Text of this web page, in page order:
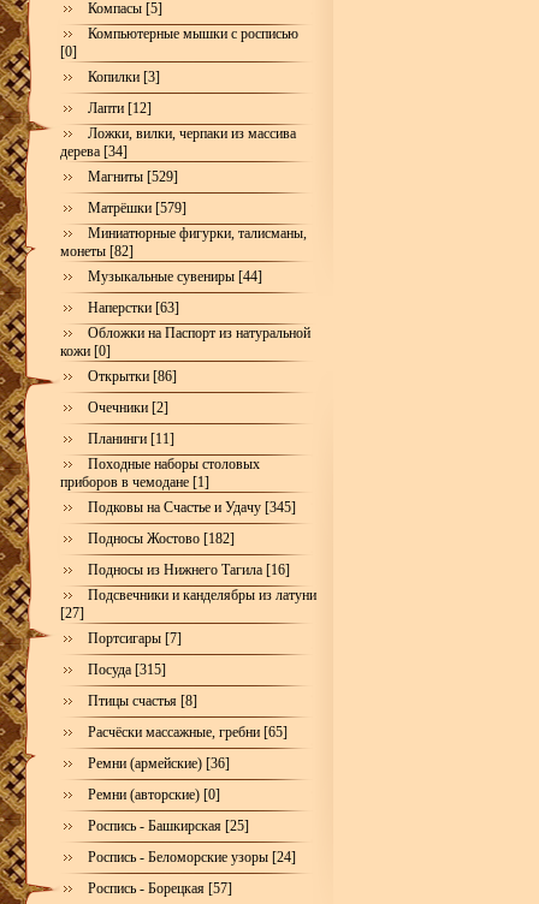
Компасы [5]
Компьютерные мышки с росписью
[0]
Копилки [3]
Лапти [12]
Ложки, вилки, черпаки из массива
дерева [34]
Магниты [529]
Матрёшки [579]
Миниатюрные фигурки, талисманы,
монеты [82]
Музыкальные сувениры [44]
Наперстки [63]
Обложки на Паспорт из натуральной
кожи [0]
Открытки [86]
Очечники [2]
Планинги [11]
Походные наборы столовых
приборов в чемодане [1]
Подковы на Счастье и Удачу [345]
Подносы Жостово [182]
Подносы из Нижнего Тагила [16]
Подсвечники и канделябры из латуни
[27]
Портсигары [7]
Посуда [315]
Птицы счастья [8]
Расчёски массажные, гребни [65]
Ремни (армейские) [36]
Ремни (авторские) [0]
Роспись - Башкирская [25]
Роспись - Беломорские узоры [24]
Роспись - Борецкая [57]